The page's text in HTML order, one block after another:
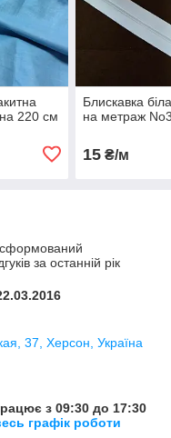
220 см
Блискавка
на метраж No3
15₴/м
за останній рік
37, Херсон, Україна
з 09:30 до 17:30
графік роботи